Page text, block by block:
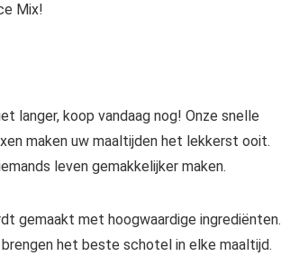
Mix!
langer, koop vandaag nog! Onze snelle
maken uw maaltijden het lekkerst ooit.
leven gemakkelijker maken.
gemaakt met hoogwaardige ingrediënten.
het beste schotel in elke maaltijd.